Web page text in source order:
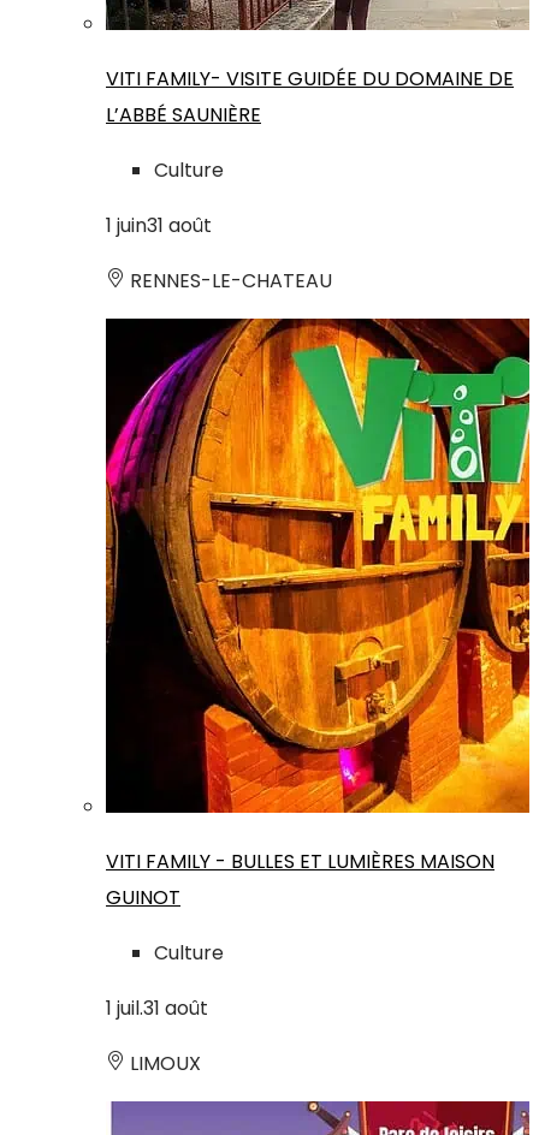
VITI FAMILY- VISITE GUIDÉE DU DOMAINE DE
L’ABBÉ SAUNIÈRE
Culture
1 juin31 août
RENNES-LE-CHATEAU
VITI FAMILY - BULLES ET LUMIÈRES MAISON
GUINOT
Culture
1 juil.31 août
LIMOUX